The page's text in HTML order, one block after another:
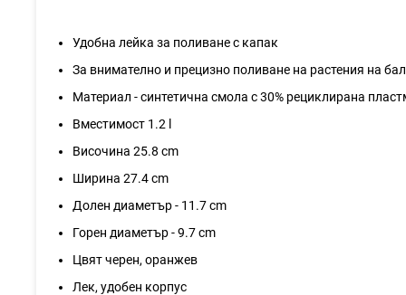
Удобна лейка за поливане с капак
За внимателно и прецизно поливане на растения на
Материал - синтетична смола с 30% рециклирана
Вместимост 1.2 l
Височина 25.8 cm
Ширина 27.4 cm
Долен диаметър - 11.7 cm
Горен диаметър - 9.7 cm
Цвят черен, оранжев
Лек, удобен корпус